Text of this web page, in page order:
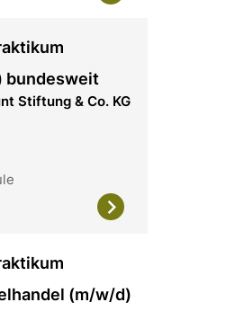
bundesweit
Stiftung & Co. KG
(m/w/d)